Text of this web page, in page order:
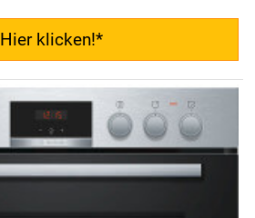
Hier klicken!*